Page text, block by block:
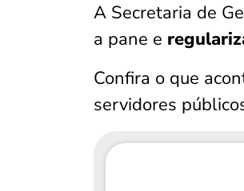
A Secretaria de
a pane e
Confira o que
servidores